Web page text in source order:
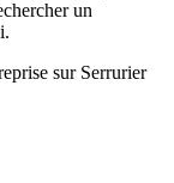
un
sur Serrurier